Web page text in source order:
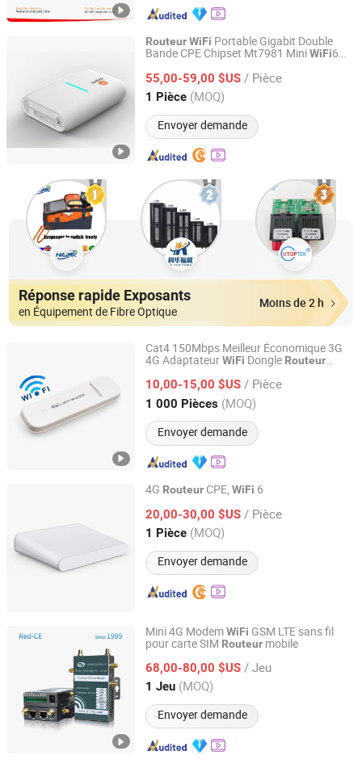
RouteurWiFi Portable Gigabit Double
Bande CPE Chipset Mt7981 MiniWiFi6
55,00-59,00 $US / Pièce
1 Pièce (MOQ)
Envoyer demande
Shenzhen Huasifei Technology Co., Ltd.
Guangdong, China Depuis 2023
Réponse rapide Exposants
en Équipement de Fibre Optique
Moins de 2 h
Cat4 150Mbps Meilleur Économique 3G
4G AdaptateurWiFi Dongle Routeur
10,00-15,00 $US / Pièce
1 000 Pièces (MOQ)
Envoyer demande
Shenzhen Newlotus Technology Ltd
Guangdong, China Depuis 2019
4G Routeur CPE, WiFi 6
20,00-30,00 $US / Pièce
1 Pièce (MOQ)
Envoyer demande
Shenzhen Ex-link Technology Co., Ltd.
Guangdong, China Depuis 2017
Mini 4G ModemWiFi GSM LTE sans fil
pour carte SIM Routeur mobile
68,00-80,00 $US / Jeu
1 Jeu (MOQ)
Envoyer demande
Shenzhen E-Lins Communication Co., Limited
Guangdong, China Depuis 2008